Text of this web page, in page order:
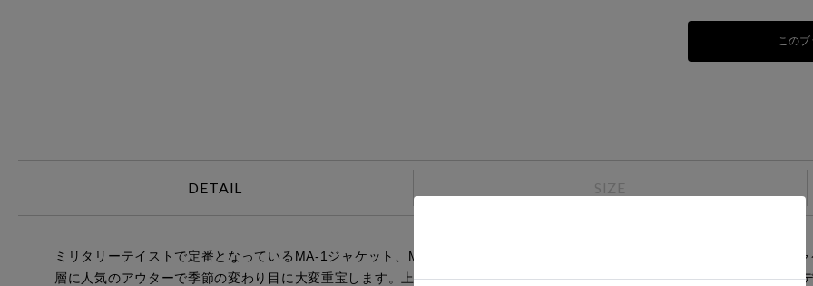
この
DETAIL SIZE
ミリタリーテイストで定番となっているMA-1ジャケット、MIDIUMISOLIDらしくデザインしたナイロンショートボンバージ
層に人気のアウターで季節の変わり目に大変重宝します。上下稼働のフロントジップに加えセンターに絞り紐をアレンジした